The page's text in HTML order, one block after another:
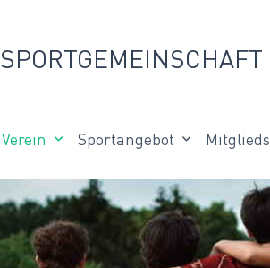
Verein Sportangebot